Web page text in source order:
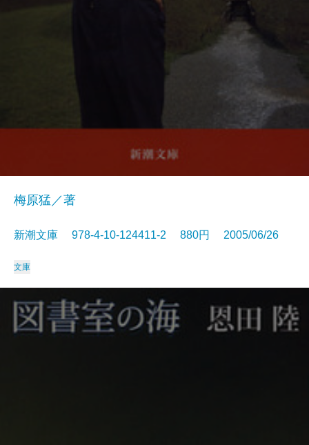
梅原猛／著
新潮文庫 978-4-10-124411-2 880円 2005/06/26
文庫